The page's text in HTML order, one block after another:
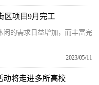
区项目9月完工
闲的需求日益增加，而丰富完
2023/05/11
动将走进多所高校